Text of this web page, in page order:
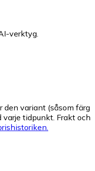
verktyg.
den variant (såsom färg
tidpunkt. Frakt och